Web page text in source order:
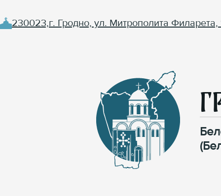
230023,г. Гродно, ул. Митрополита Филарета,